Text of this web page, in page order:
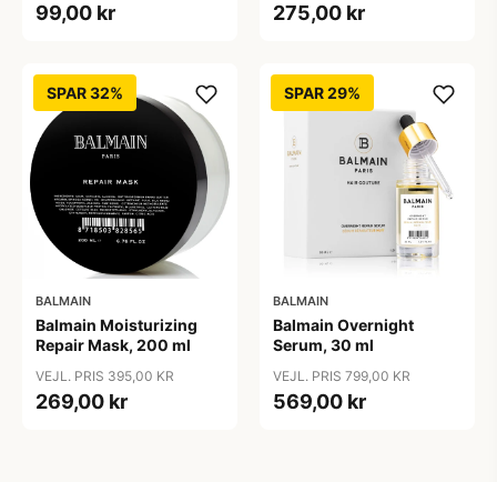
99,00 kr 275,00 kr
SPAR 32%
BALMAIN
Balmain Moisturizing
Repair Mask, 200 ml
VEJL. PRIS 395,00 KR
269,00 kr
SPAR 29%
BALMAIN
Balmain Overnight
Serum, 30 ml
VEJL. PRIS 799,00 KR
569,00 kr